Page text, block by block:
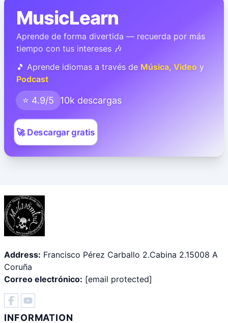
MusicLearn
Aprende de forma divertida — recuerda por más
tiempo con tus intereses 🎶
🎵 Aprende idiomas a través de Música, Video y
Podcast
⭐ 4.9/5 10k descargas
🚀 Descargar gratis
Address: Francisco Pérez Carballo 2.Cabina 2.15008 A
Coruña
Correo electrónico: [email protected]
INFORMATION